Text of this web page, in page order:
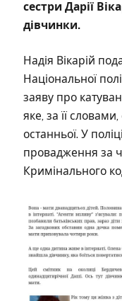
сестри Дарії
дівчинки.
Надія Вікарій
Національної
заяву про
яке, за її
останньої. У
провадження за
Кримінального